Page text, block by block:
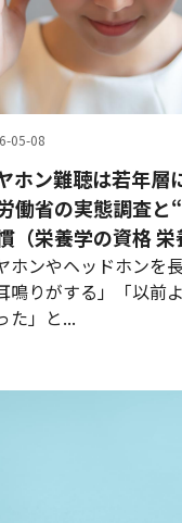
05-08
ホン難聴は若年層
働省の実態調査と
（栄養学の資格 栄
ホンやヘッドホンを
鳴りがする」「以前
た」と...